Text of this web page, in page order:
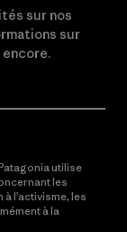
sur nos
sur
encore.
utilise
les
l’activisme, les
à la